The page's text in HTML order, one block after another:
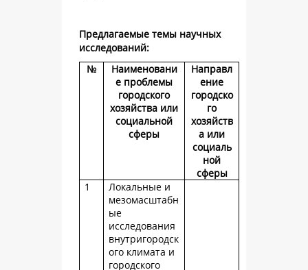
Предлагаемые темы научных
исследований:
№
Наименовани
е проблемы
городского
хозяйства или
социальной
сферы
Направл
ение
городско
го
хозяйств
а или
социаль
ной
сферы
1
Локальные и
мезомасштабн
ые
исследования
внутригородск
ого климата и
городского